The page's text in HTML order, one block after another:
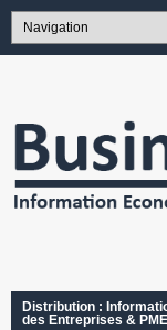
Distribution :
des Entreprises & PME